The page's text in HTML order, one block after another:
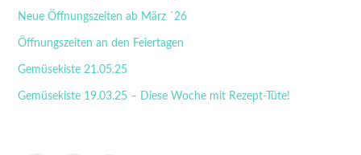
n
a
i
v
Neue Öffnungszeiten ab März ´26
Öffnungszeiten an den Feiertagen
Gemüsekiste 21.05.25
Gemüsekiste 19.03.25 – Diese Woche mit Rezept-Tüte!